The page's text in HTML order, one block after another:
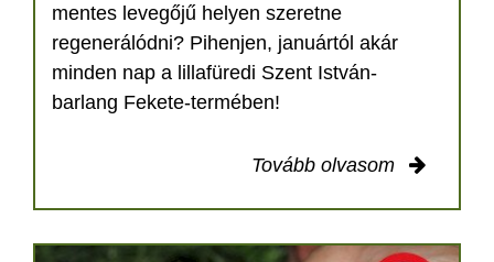
mentes levegőjű helyen szeretne
regenerálódni? Pihenjen, januártól akár
minden nap a lillafüredi Szent István-
barlang Fekete-termében!
Tovább olvasom